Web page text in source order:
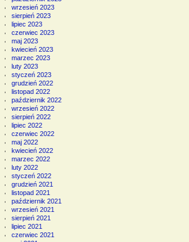
wrzesień 2023
sierpień 2023
lipiec 2023
czerwiec 2023
maj 2023
kwiecień 2023
marzec 2023
luty 2023
styczeń 2023
grudzień 2022
listopad 2022
październik 2022
wrzesień 2022
sierpień 2022
lipiec 2022
czerwiec 2022
maj 2022
kwiecień 2022
marzec 2022
luty 2022
styczeń 2022
grudzień 2021
listopad 2021
październik 2021
wrzesień 2021
sierpień 2021
lipiec 2021
czerwiec 2021